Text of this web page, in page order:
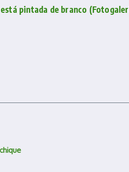
pintada de branco